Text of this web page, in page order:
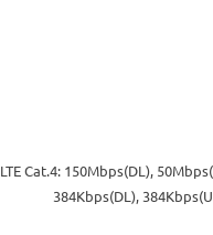
LTE Cat.4: 150Mbps(DL),
384Kbps(DL),